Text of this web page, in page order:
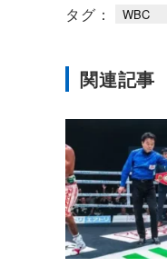
タグ： WBC
関連記事